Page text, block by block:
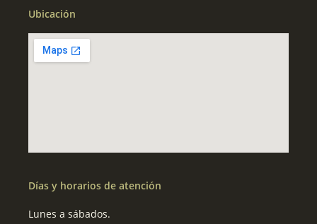
Ubicación
Días y horarios de atención
Lunes a sábados.